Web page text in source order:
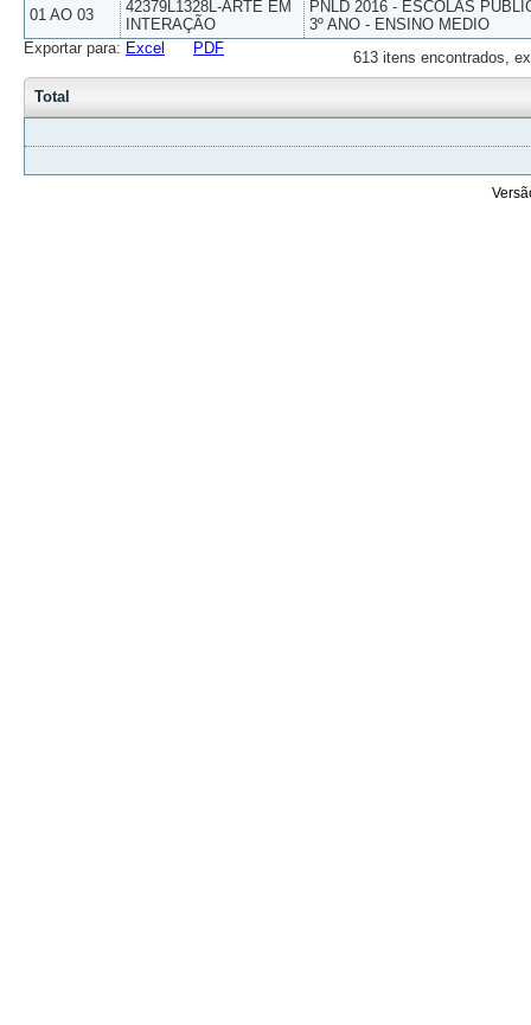
01 AO 03
42379L1328L-ARTE EM
INTERAÇÃO
PNLD 2016 - ESCOLAS
3º ANO - ENSINO MEDIO
613 itens encontrados,
Exportar para: Excel PDF
Total